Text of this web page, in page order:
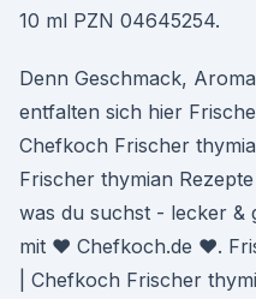
10 ml PZN 04645254.
Denn Geschmack,
entfalten sich hier
Chefkoch Frischer
Frischer thymian
was du suchst - lecker &
mit ♥ Chefkoch.de ♥.
| Chefkoch Frischer